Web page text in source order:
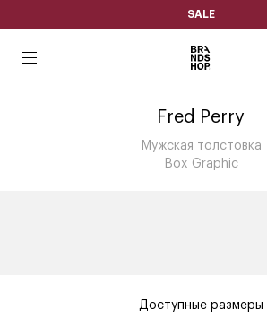
SALE
Fred Perry
Мужская толстовка
Box Graphic
Доступные размеры